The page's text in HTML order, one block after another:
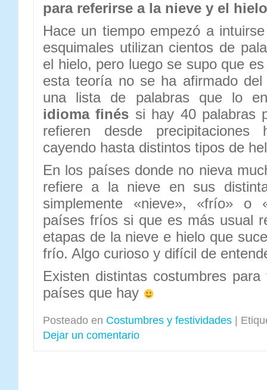
para referirse a la nieve y el hielo
Hace un tiempo empezó a
esquimales utilizan cientos de
el hielo, pero luego se supo que
esta teoría no se ha afirmado
una lista de palabras que lo
idioma finés si hay 40 palabras
refieren desde precipitaciones
cayendo hasta distintos tipos de
En los países donde no nieva
refiere a la nieve en sus
simplemente «nieve», «frío» o
países fríos si que es más usual
etapas de la nieve e hielo que
frío. Algo curioso y difícil de
Existen distintas costumbres
países que hay
Posteado en Costumbres y festividades
Dejar un comentario